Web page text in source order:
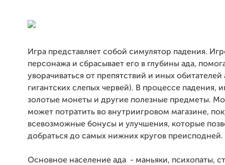
Игра представляет собой симулятор падения.
персонажа и сбрасывает его в глубины ада,
уворачиваться от препятствий и иных обитателей
гигантских слепых червей). В процессе падения,
золотые монеты и другие полезные предметы.
может потратить во внутриигровом магазине,
всевозможные бонусы и улучшения, которые
добраться до самых нижних кругов преисподней.
Основное население ада - маньяки, психопаты,